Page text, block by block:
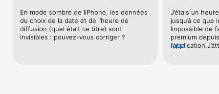
- Consulter le Jazzenda : un calendrier interactif des meilleurs
concerts Jazz dans votre région
En mode sombre de liPhone, les données
du choix de la date et de l’heure de
diffusion (quel était ce titre) sont
invisibles : pouvez-vous corriger ?
J’étais un
jusqu’à ce que
Impossible de
premium
plus